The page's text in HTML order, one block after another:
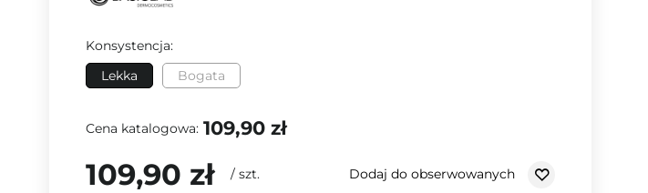
Konsystencja:
Lekka
Bogata
Cena katalogowa: 109,90 zł
109,90 zł / szt. Dodaj do obserwowanych